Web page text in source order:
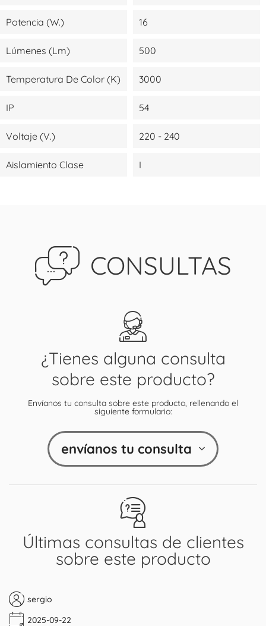
Potencia (W.) 16
Lúmenes (lm) 500
Temperatura De Color (K) 3000
IP 54
Voltaje (V.) 220 - 240
Aislamiento Clase I
CONSULTAS
Últimas consultas de clientes
sobre este producto
sergio
2025-09-22
¿Tienes alguna consulta
sobre este producto?
Envíanos tu consulta sobre este producto, rellenando el
siguiente formulario:
envíanos tu consulta